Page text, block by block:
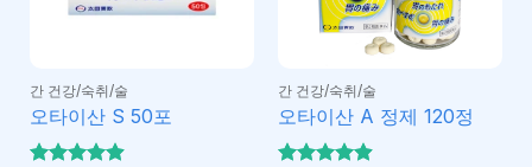
간 건강/숙취/술
오타이산 S 50포
간 건강/숙취/술
오타이산 A 정제 120정